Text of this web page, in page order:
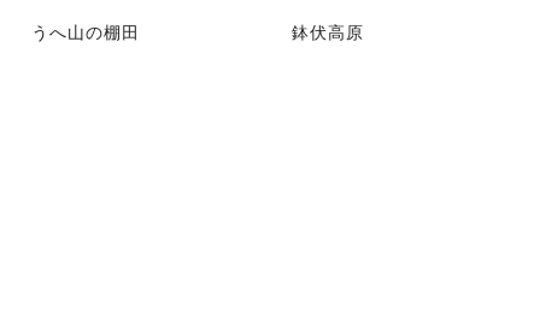
うへ山の棚田 鉢伏高原